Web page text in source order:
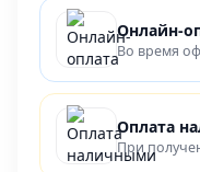
Онлайн-
Во время
Оплата
При